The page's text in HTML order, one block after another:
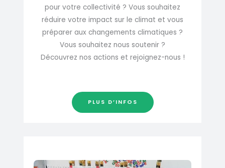
pour votre collectivité ? Vous souhaitez
réduire votre impact sur le climat et vous
préparer aux changements climatiques ?
Vous souhaitez nous soutenir ?
Découvrez nos actions et rejoignez-nous !
PLUS D’INFOS